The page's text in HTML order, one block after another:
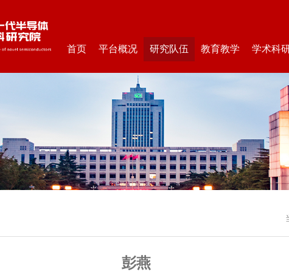
首页 平台概况 研究队伍 教育教学 学术科
彭燕